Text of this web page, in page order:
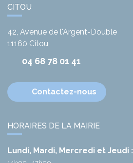
CITOU
42, Avenue de l'Argent-Double
11160 Citou
04 68 78 01 41
Contactez-nous
HORAIRES DE LA MAIRIE
Lundi, Mardi, Mercredi et Jeudi :